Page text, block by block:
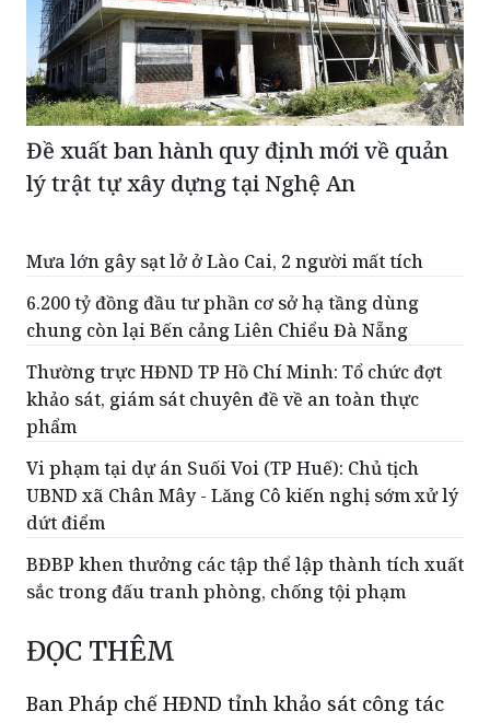
Đề xuất ban hành quy định mới về quản
lý trật tự xây dựng tại Nghệ An
Mưa lớn gây sạt lở ở Lào Cai, 2 người mất tích
6.200 tỷ đồng đầu tư phần cơ sở hạ tầng dùng
chung còn lại Bến cảng Liên Chiểu Đà Nẵng
Thường trực HĐND TP Hồ Chí Minh: Tổ chức đợt
khảo sát, giám sát chuyên đề về an toàn thực
phẩm
Vi phạm tại dự án Suối Voi (TP Huế): Chủ tịch
UBND xã Chân Mây - Lăng Cô kiến nghị sớm xử lý
dứt điểm
BĐBP khen thưởng các tập thể lập thành tích xuất
sắc trong đấu tranh phòng, chống tội phạm
ĐỌC THÊM
Ban Pháp chế HĐND tỉnh khảo sát công tác